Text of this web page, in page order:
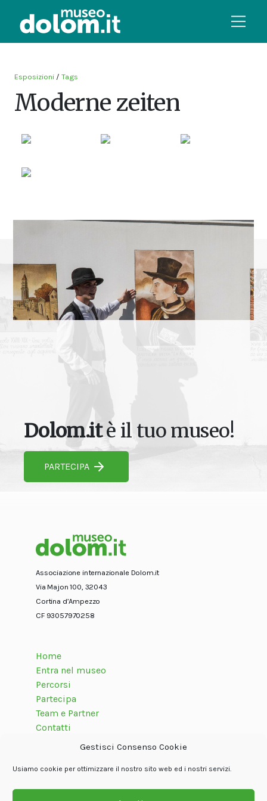
Gestisci Consenso Cookie
Usiamo cookie per ottimizzare il nostro sito web ed i nostri servizi.
Esposizioni / Tags
Moderne zeiten
Dolom.itè il tuo museo!
PARTECIPA
Associazione internazionale Dolom.it
Via Majon 100, 32043
Cortina d’Ampezzo
CF 93057970258
Home
Entra nel museo
Percorsi
Partecipa
Team e Partner
Contatti
Seguici su